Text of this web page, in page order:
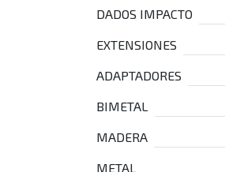
DADOS IMPACTO
EXTENSIONES
ADAPTADORES
BIMETAL
MADERA
METAL